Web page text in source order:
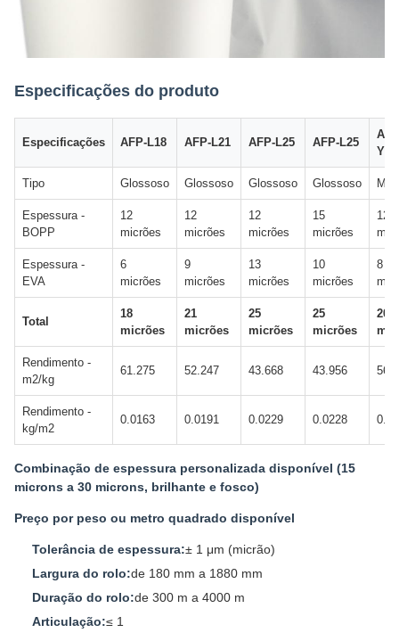
Especificações do produto
Especificações AFP-L18 AFP-L21 AFP-L25 AFP-L25
Y20
Tipo Glossoso Glossoso Glossoso Glossoso
Espessura -
BOPP
12
micrões
12
micrões
12
micrões
15
micrões
12
Espessura -
EVA
6
micrões
9
micrões
13
micrões
10
micrões
8
Total
18
micrões
21
micrões
25
micrões
25
micrões
20
Rendimento -
m2/kg
61.275 52.247 43.668 43.956
Rendimento -
kg/m2
0.0163 0.0191 0.0229 0.0228
Combinação de espessura personalizada disponível (15
microns a 30 microns, brilhante e fosco)
Preço por peso ou metro quadrado disponível
Tolerância de espessura:± 1 μm (micrão)
Largura do rolo:de 180 mm a 1880 mm
Duração do rolo:de 300 m a 4000 m
Articulação:≤ 1